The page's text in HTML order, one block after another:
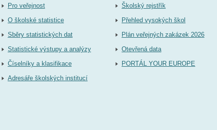
Pro veřejnost
O školské statistice
Sběry statistických dat
Statistické výstupy a analýzy
Číselníky a klasifikace
Adresáře školských institucí
Školský rejstřík
Přehled vysokých škol
Plán veřejných zakázek 2026
Otevřená data
PORTÁL YOUR EUROPE